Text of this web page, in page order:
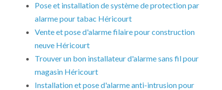
Pose et installation de système de protection par
alarme pour tabac Héricourt
Vente et pose d'alarme filaire pour construction
neuve Héricourt
Trouver un bon installateur d'alarme sans fil pour
magasin Héricourt
Installation et pose d'alarme anti-intrusion pour